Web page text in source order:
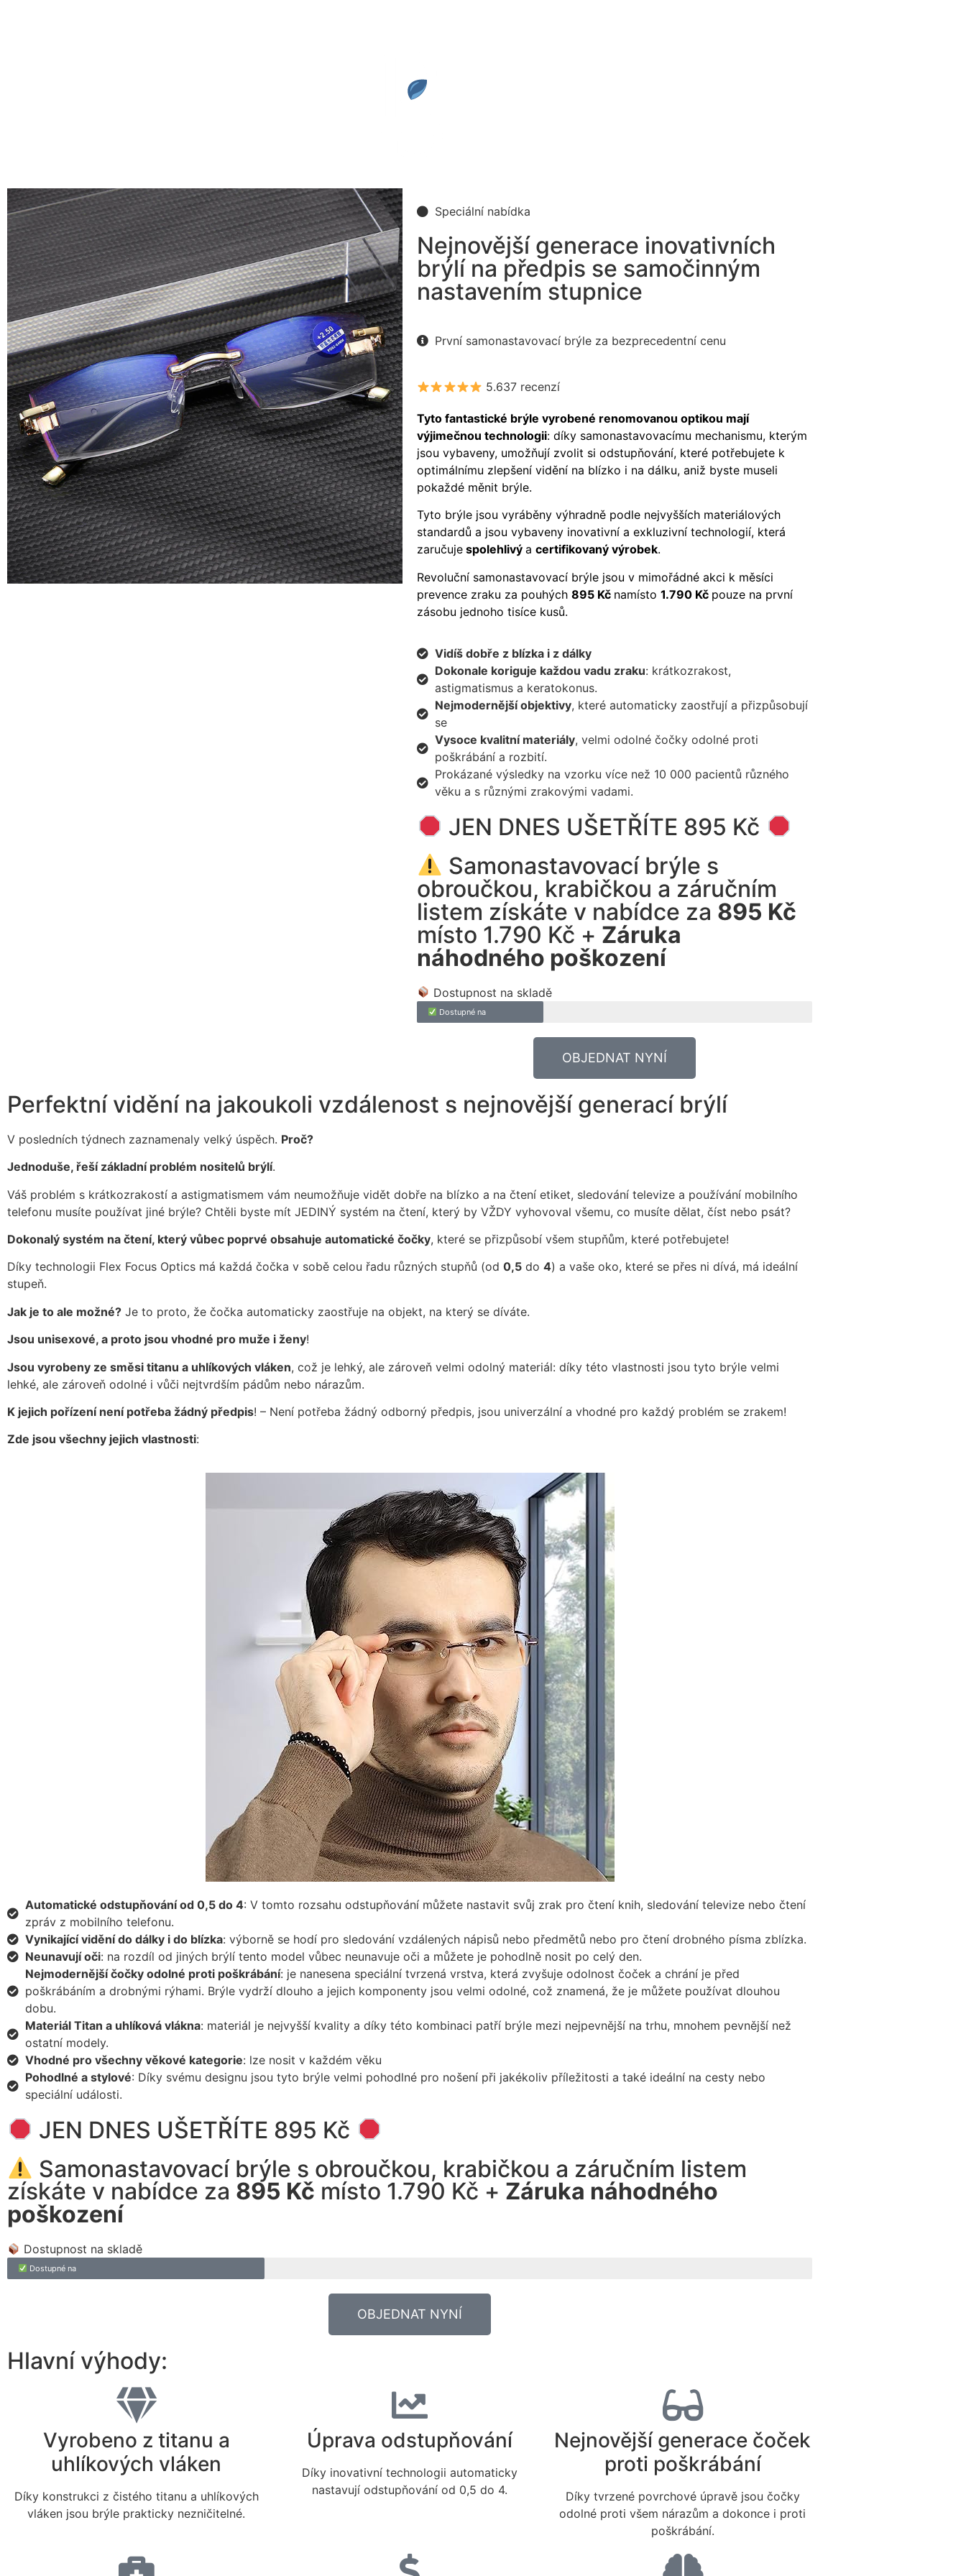
Speciální nabídka
Nejnovější generace inovativních
brýlí na předpis se samočinným
nastavením stupnice
První samonastavovací brýle za bezprecedentní cenu
5.637 recenzí
Tyto fantastické brýle vyrobené renomovanou optikou mají
výjimečnou technologii: díky samonastavovacímu mechanismu, kterým
jsou vybaveny, umožňují zvolit si odstupňování, které potřebujete k
optimálnímu zlepšení vidění na blízko i na dálku, aniž byste museli
pokaždé měnit brýle.
Tyto brýle jsou vyráběny výhradně podle nejvyšších materiálových
standardů a jsou vybaveny inovativní a exkluzivní technologií, která
zaručuje spolehlivý a certifikovaný výrobek.
Revoluční samonastavovací brýle jsou v mimořádné akci k měsíci
prevence zraku za pouhých 895 Kč namísto 1.790 Kč pouze na první
zásobu jednoho tisíce kusů.
Vidíš dobře z blízka i z dálky
Dokonale koriguje každou vadu zraku: krátkozrakost,
astigmatismus a keratokonus.
Nejmodernější objektivy, které automaticky zaostřují a přizpůsobují
se
Vysoce kvalitní materiály, velmi odolné čočky odolné proti
poškrábání a rozbití.
Prokázané výsledky na vzorku více než 10 000 pacientů různého
věku a s různými zrakovými vadami.
JEN DNES UŠETŘÍTE 895 Kč
Samonastavovací brýle s
obroučkou, krabičkou a záručním
listem získáte v nabídce za 895 Kč
místo 1.790 Kč + Záruka
náhodného poškození
Dostupnost na skladě
Dostupné na
OBJEDNAT NYNÍ
Perfektní vidění na jakoukoli vzdálenost s nejnovější generací brýlí
V posledních týdnech zaznamenaly velký úspěch. Proč?
Jednoduše, řeší základní problém nositelů brýlí.
Váš problém s krátkozrakostí a astigmatismem vám neumožňuje vidět dobře na blízko a na čtení etiket, sledování televize a používání mobilního
telefonu musíte používat jiné brýle? Chtěli byste mít JEDINÝ systém na čtení, který by VŽDY vyhovoval všemu, co musíte dělat, číst nebo psát?
Dokonalý systém na čtení, který vůbec poprvé obsahuje automatické čočky, které se přizpůsobí všem stupňům, které potřebujete!
Díky technologii Flex Focus Optics má každá čočka v sobě celou řadu různých stupňů (od 0,5 do 4) a vaše oko, které se přes ni dívá, má ideální
stupeň.
Jak je to ale možné? Je to proto, že čočka automaticky zaostřuje na objekt, na který se díváte.
Jsou unisexové, a proto jsou vhodné pro muže i ženy!
Jsou vyrobeny ze směsi titanu a uhlíkových vláken, což je lehký, ale zároveň velmi odolný materiál: díky této vlastnosti jsou tyto brýle velmi
lehké, ale zároveň odolné i vůči nejtvrdším pádům nebo nárazům.
K jejich pořízení není potřeba žádný předpis! – Není potřeba žádný odborný předpis, jsou univerzální a vhodné pro každý problém se zrakem!
Zde jsou všechny jejich vlastnosti:
Automatické odstupňování od 0,5 do 4: V tomto rozsahu odstupňování můžete nastavit svůj zrak pro čtení knih, sledování televize nebo čtení
zpráv z mobilního telefonu.
Vynikající vidění do dálky i do blízka: výborně se hodí pro sledování vzdálených nápisů nebo předmětů nebo pro čtení drobného písma zblízka.
Neunavují oči: na rozdíl od jiných brýlí tento model vůbec neunavuje oči a můžete je pohodlně nosit po celý den.
Nejmodernější čočky odolné proti poškrábání: je nanesena speciální tvrzená vrstva, která zvyšuje odolnost čoček a chrání je před
poškrábáním a drobnými rýhami. Brýle vydrží dlouho a jejich komponenty jsou velmi odolné, což znamená, že je můžete používat dlouhou
dobu.
Materiál Titan a uhlíková vlákna: materiál je nejvyšší kvality a díky této kombinaci patří brýle mezi nejpevnější na trhu, mnohem pevnější než
ostatní modely.
Vhodné pro všechny věkové kategorie: lze nosit v každém věku
Pohodlné a stylové: Díky svému designu jsou tyto brýle velmi pohodlné pro nošení při jakékoliv příležitosti a také ideální na cesty nebo
speciální události.
JEN DNES UŠETŘÍTE 895 Kč
Samonastavovací brýle s obroučkou, krabičkou a záručním listem
získáte v nabídce za 895 Kč místo 1.790 Kč + Záruka náhodného
poškození
Dostupnost na skladě
Dostupné na
OBJEDNAT NYNÍ
Hlavní výhody:
Vyrobeno z titanu a
uhlíkových vláken
Díky konstrukci z čistého titanu a uhlíkových
vláken jsou brýle prakticky nezničitelné.
Úprava odstupňování
Díky inovativní technologii automaticky
nastavují odstupňování od 0,5 do 4.
Nejnovější generace čoček
proti poškrábání
Díky tvrzené povrchové úpravě jsou čočky
odolné proti všem nárazům a dokonce i proti
poškrábání.